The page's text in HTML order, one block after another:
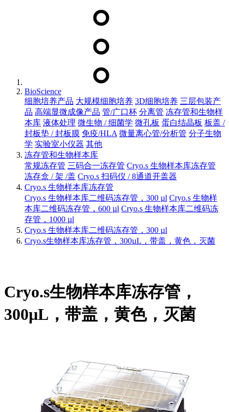
BioScience
细胞培养产品 大规模细胞培养 3D细胞培养 三层包装产
品 高端显微成像产品 管/广口杯 分离管 冻存管和生物样
本库 液体处理 微生物 / 细菌学 微孔板 蛋白结晶板 板盖 /
封板垫 / 封板膜 免疫/HLA 微量离心管/分析管 分子生物
学 实验室小仪器 其他
冻存管和生物样本库
常规冻存管 三码合一冻存管 Cryo.s 生物样本库冻存管
冻存盒 / 架 /盖 Cryo.s 扫码仪 / 8通道开盖器
Cryo.s 生物样本库冻存管
Cryo.s 生物样本库二维码冻存管，300 µl Cryo.s 生物样
本库二维码冻存管，600 µl Cryo.s 生物样本库二维码冻
存管，1000 µl
Cryo.s 生物样本库二维码冻存管，300 µl
Cryo.s生物样本库冻存管，300µL，带盖，黄色，灭菌
Cryo.s生物样本库冻存管，
300µL，带盖，黄色，灭菌